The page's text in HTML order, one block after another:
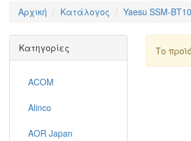
Αρχική Κατάλογος Yaesu SSM-
Το
Κατηγορίες
ACOM
Alinco
AOR Japan